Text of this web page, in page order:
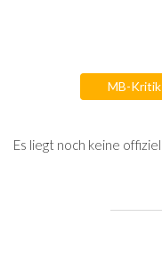
MB-Kritik
Es liegt noch keine